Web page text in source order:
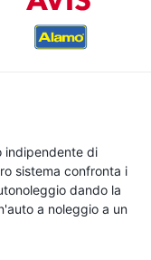
indipendente di
sistema confronta i
dando la
a noleggio a un